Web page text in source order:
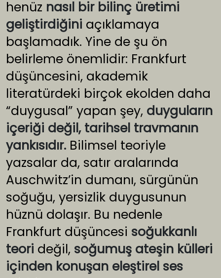
henüz nasıl bir bilinç üretimi
geliştirdiğini açıklamaya
başlamadık. Yine de şu ön
belirleme önemlidir: Frankfurt
düşüncesini, akademik
literatürdeki birçok ekolden daha
“duygusal” yapan şey, duyguların
içeriği değil, tarihsel travmanın
yankısıdır. Bilimsel teoriyle
yazsalar da, satır aralarında
Auschwitz’in dumanı, sürgünün
soğuğu, yersizlik duygusunun
hüznü dolaşır. Bu nedenle
Frankfurt düşüncesi soğukkanlı
teori değil, soğumuş ateşin külleri
içinden konuşan eleştirel ses